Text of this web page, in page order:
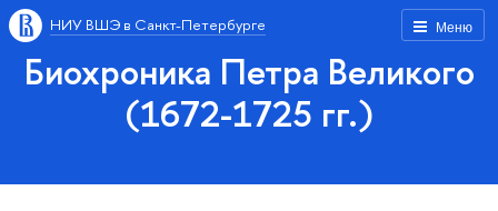
Меню
НИУ ВШЭ в Санкт-Петербурге
Биохроника Петра Великого
(1672-1725 гг.)